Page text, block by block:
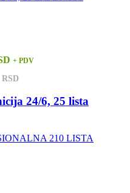
+ PDV
RSD
24/6, 25 lista